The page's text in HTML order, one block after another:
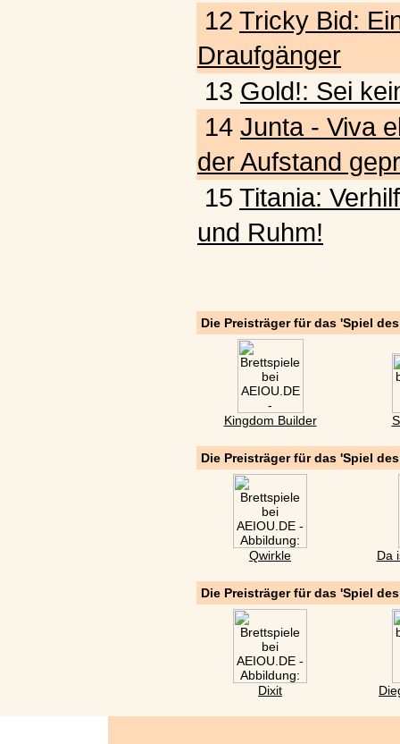
12 Tricky Bid:
Draufgänger
13 Gold!: Sei
14 Junta - Viva
der Aufstand
15 Titania:
und Ruhm!
Die Preisträger für das 'Spiel
Kingdom Builder
Die Preisträger für das 'Spiel
Qwirkle Da
Die Preisträger für das 'Spiel
Dixit